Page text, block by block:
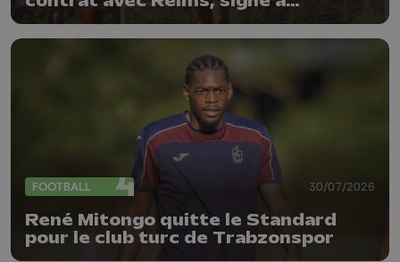
FOOTBALL 30/07/2026
René Mitongo quitte le Standard
pour le club turc de Trabzonspor